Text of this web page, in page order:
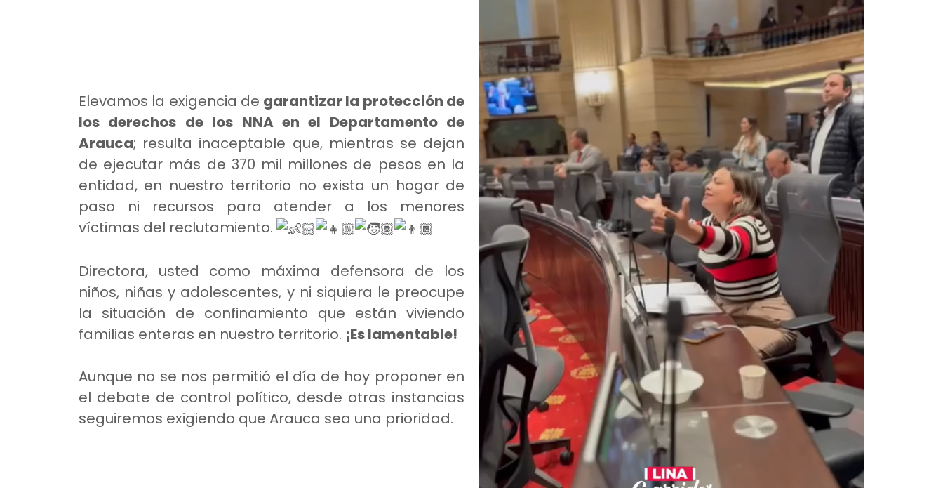
Elevamos la exigencia de garantizar la protección de
los derechos de los NNA en el Departamento de
Arauca; resulta inaceptable que, mientras se dejan
de ejecutar más de 370 mil millones de pesos en la
entidad, en nuestro territorio no exista un hogar de
paso ni recursos para atender a los menores
víctimas del reclutamiento.
Directora, usted como máxima defensora de los
niños, niñas y adolescentes, y ni siquiera le preocupe
la situación de confinamiento que están viviendo
familias enteras en nuestro territorio. ¡Es lamentable!
Aunque no se nos permitió el día de hoy proponer en
el debate de control político, desde otras instancias
seguiremos exigiendo que Arauca sea una prioridad.